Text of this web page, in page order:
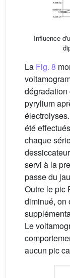
Influence
La Fig. 8
pyrylium
été
chaque
servi à la
passe du
Outre le pic
diminué, on
Le
aucun pic